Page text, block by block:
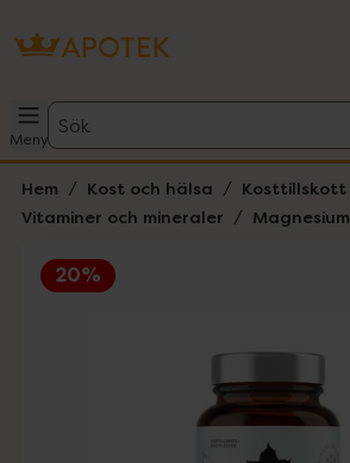
Meny
Sök
Hem Kost och hälsa
Kosttillskott
Vitaminer och mineraler
Magnesium
20%